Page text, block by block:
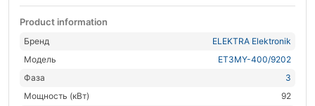
Product information
Бренд
ELEKTRA Elektronik
Модель
ET3MY-400/9202
Фаза
3
Мощность (кВт)
92